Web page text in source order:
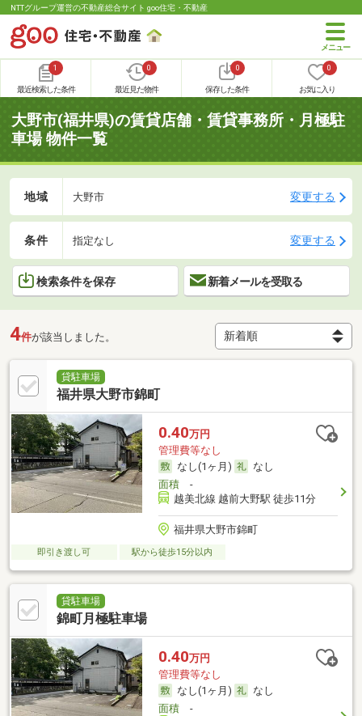
NTTグループ運営の不動産総合サイト goo住宅・不動産
1
最近検索した条件
0
最近見た物件
0
保存した条件
0
お気に入り
大野市(福井県)の賃貸店舗・賃貸事務所・月極駐
車場 物件一覧
地域 大野市 変更する
条件 指定なし 変更する
検索条件を保存 新着メールを受取る
4件が該当しました。
貸駐車場
福井県大野市錦町
0.40万円
管理費等なし
なし(1ヶ月)
なし
面積-
越美北線 越前大野駅 徒歩11分
福井県大野市錦町
即引き渡し可 駅から徒歩15分以内
貸駐車場
錦町月極駐車場
0.40万円
管理費等なし
なし(1ヶ月)
なし
面積-